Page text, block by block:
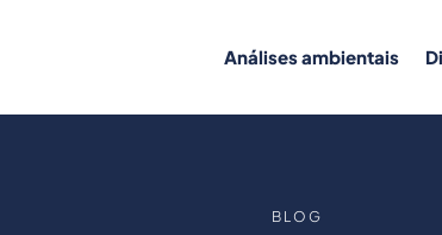
Análises ambientais
BLOG